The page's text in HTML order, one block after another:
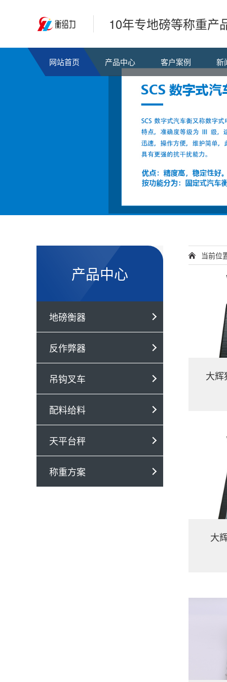
10年专地磅等称重产
网站首页 产品中心 客户案例 新
产品中心
地磅衡器
反作弊器
吊钩叉车
配料给料
天平台秤
称重方案
当前位
大辉
大